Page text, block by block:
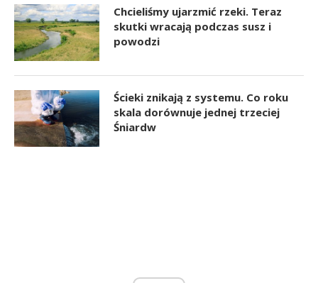
Chcieliśmy ujarzmić rzeki. Teraz
skutki wracają podczas susz i
powodzi
Ścieki znikają z systemu. Co roku
skala dorównuje jednej trzeciej
Śniardw